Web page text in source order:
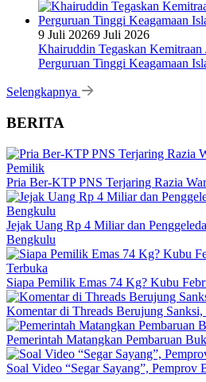
9 Juli 20269 Juli 2026
Khairuddin Tegaskan
Perguruan Tinggi Keagamaan
Selengkapnya
BERITA
Pria Ber-KTP PNS Terjaring Razia
Jejak Uang Rp 4 Miliar dan
Bengkulu
Siapa Pemilik Emas 74 Kg? Kubu
Komentar di Threads Berujung Sanksi,
Pemerintah Matangkan Pembaruan
Soal Video “Segar Sayang”,